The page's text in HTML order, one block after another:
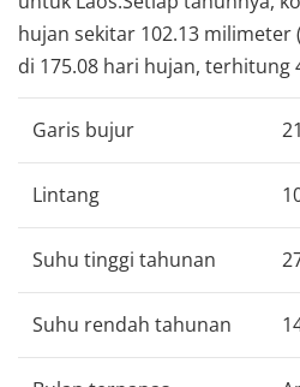
hujan sekitar 102.13 milimeter
di 175.08 hari hujan, terhitung
Garis bujur
Lintang
Suhu tinggi tahunan
Suhu rendah tahunan